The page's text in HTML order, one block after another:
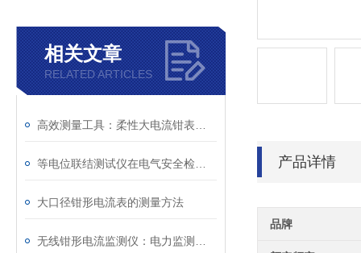
相关文章
RELATED ARTICLES
大口径钳形电流表的测量方法
产品详情
品牌